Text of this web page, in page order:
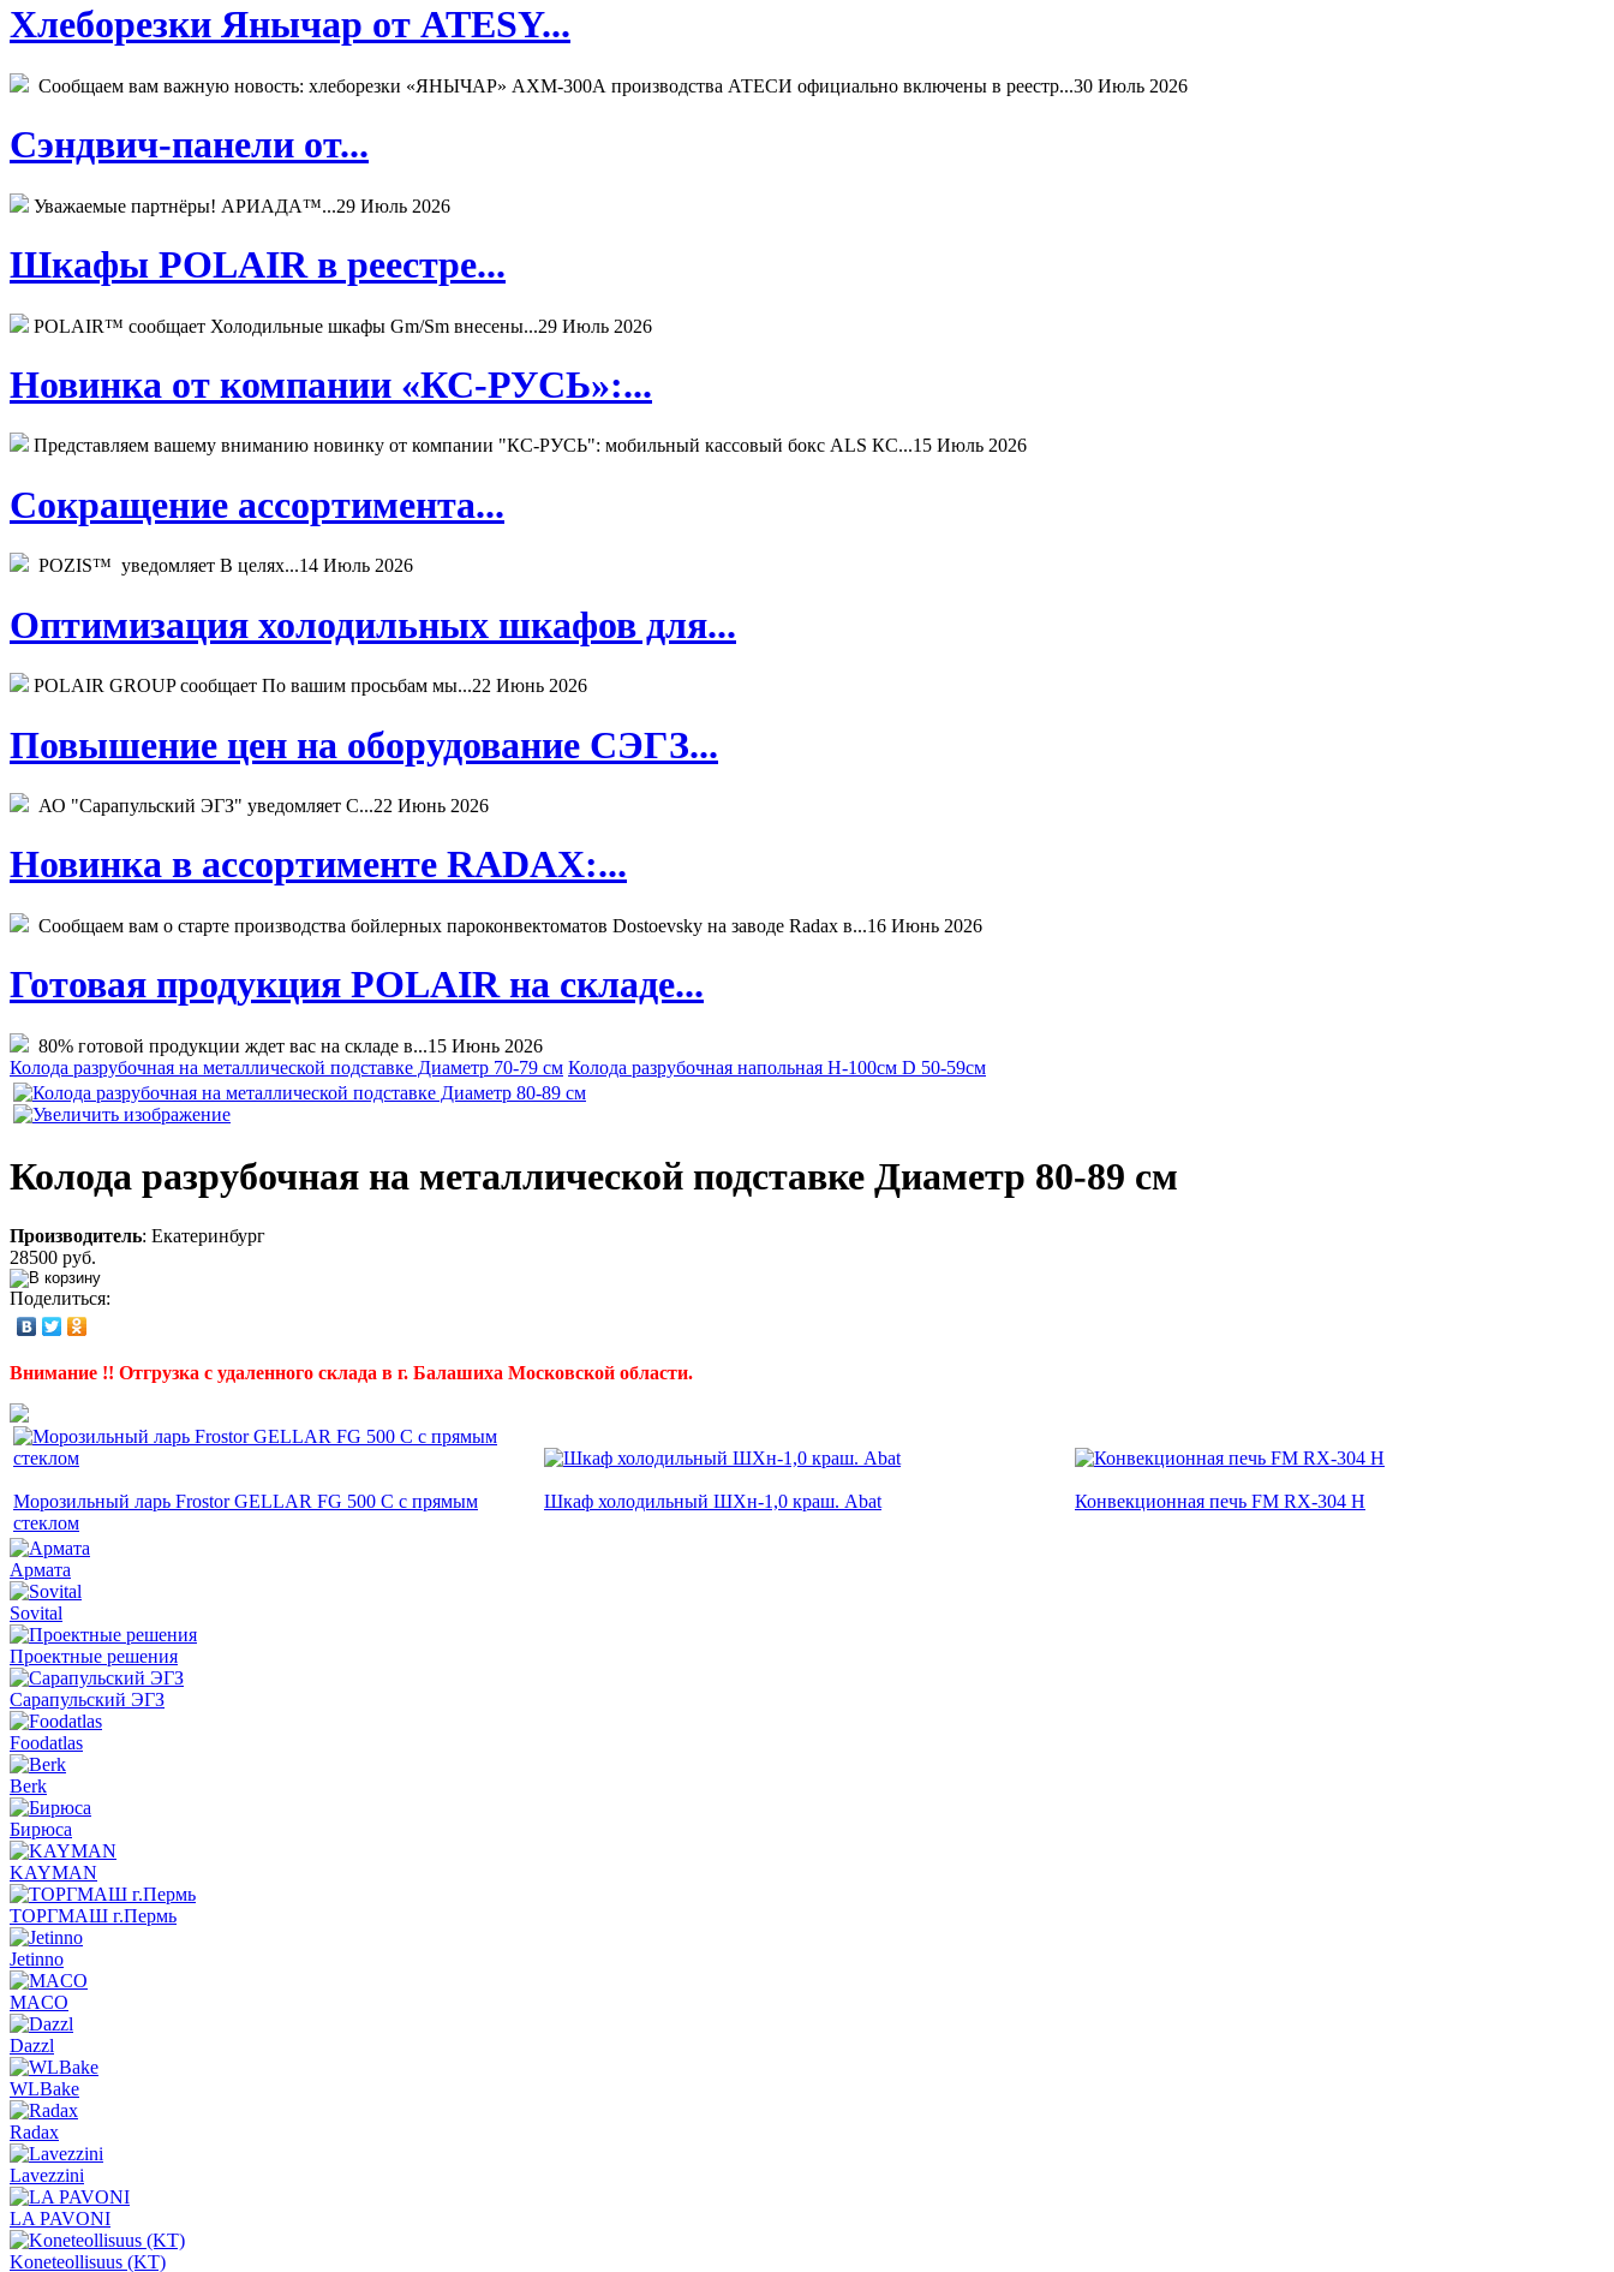
Хлеборезки Янычар от ATESY...
Сообщаем вам важную новость: хлеборезки «ЯНЫЧАР» АХМ-300А производства АТЕСИ официально включены в реестр...30 Июль 2026
Сэндвич-панели от...
Уважаемые партнёры! АРИАДА™...29 Июль 2026
Шкафы POLAIR в реестре...
POLAIR™ сообщает Холодильные шкафы Gm/Sm внесены...29 Июль 2026
Новинка от компании «КС-РУСЬ»:...
Представляем вашему вниманию новинку от компании "КС-РУСЬ": мобильный кассовый бокс ALS КС...15 Июль 2026
Сокращение ассортимента...
POZIS™ уведомляет В целях...14 Июль 2026
Оптимизация холодильных шкафов для...
POLAIR GROUP сообщает По вашим просьбам мы...22 Июнь 2026
Повышение цен на оборудование СЭГЗ...
АО "Сарапульский ЭГЗ" уведомляет С...22 Июнь 2026
Новинка в ассортименте RADAX:...
Сообщаем вам о старте производства бойлерных пароконвектоматов Dostoevsky на заводе Radax в...16 Июнь 2026
Готовая продукция POLAIR на складе...
80% готовой продукции ждет вас на складе в...15 Июнь 2026
Колода разрубочная на металлической подставке Диаметр 70-79 cм Колода разрубочная напольная H-100см D 50-59см
Колода разрубочная на металлической подставке Диаметр 80-89 cм
Производитель: Екатеринбург
28500 руб.
Поделиться:
Внимание !! Отгрузка с удаленного склада в г. Балашиха Московской области.
Морозильный ларь Frostor GELLAR FG 500 C с прямым
стеклом
Шкаф холодильный ШХн-1,0 краш. Abat Конвекционная печь FM RX-304 H
Армата
Sovital
Проектные решения
Сарапульский ЭГЗ
Foodatlas
Berk
Бирюса
KAYMAN
ТОРГМАШ г.Пермь
Jetinno
MACO
Dazzl
WLBake
Radax
Lavezzini
LA PAVONI
Koneteollisuus (KT)